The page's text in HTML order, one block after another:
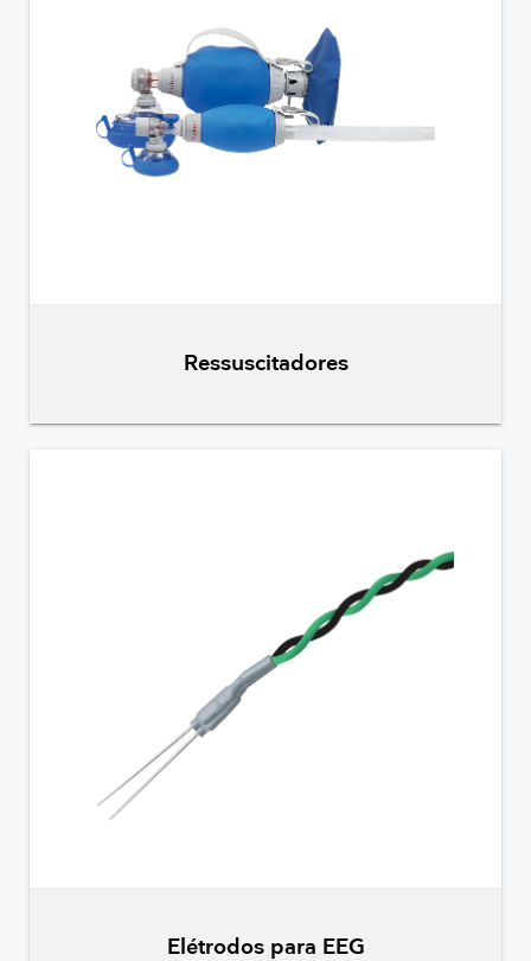
Ressuscitadores
Elétrodos para EEG